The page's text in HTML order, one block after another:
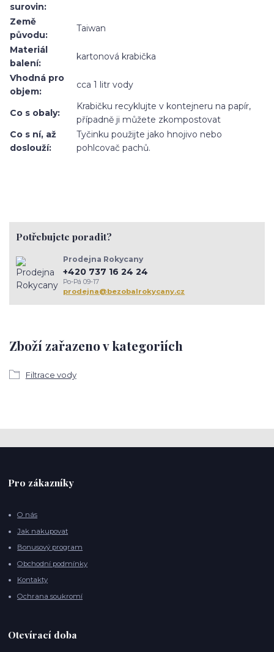
surovin:
Země
původu:
Taiwan
Materiál
balení:
kartonová krabička
Vhodná pro
objem:
cca 1 litr vody
Co s obaly:
Krabičku recyklujte v kontejneru na papír,
případně ji můžete zkompostovat
Co s ní, až
doslouží:
Tyčinku použijte jako hnojivo nebo
pohlcovač pachů.
Zboží zařazeno v kategoriích
Filtrace vody
Potřebujete poradit?
Prodejna Rokycany
+420 737 16 24 24
Po-Pá 09-17
prodejna@bezobalrokycany.cz
Pro zákazníky
O nás
Jak nakupovat
Bonusový program
Obchodní podmínky
Kontakty
Ochrana soukromí
Otevírací doba